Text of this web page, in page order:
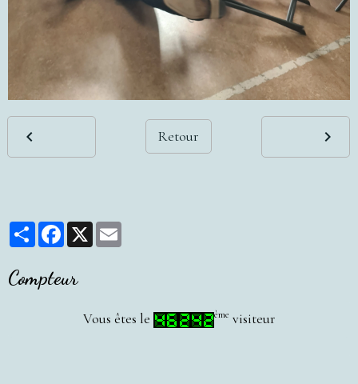
Retour
PartagerFacebook
X
Compteur
Vous êtes le ème visiteur